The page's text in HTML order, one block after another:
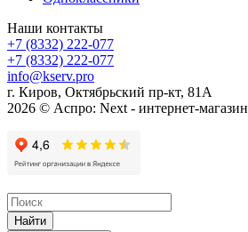
Наши контакты
+7 (8332) 222-077
+7 (8332) 222-077
info@kserv.pro
г. Киров, Октябрьский пр-кт, 81А
2026 © Аспро: Next - интернет-магазин
Найти